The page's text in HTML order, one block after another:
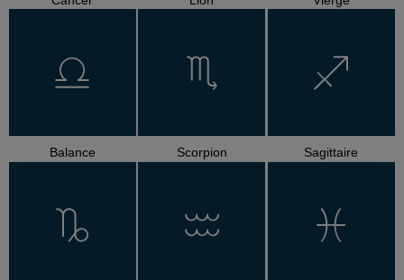
Balance Scorpion Sagittaire